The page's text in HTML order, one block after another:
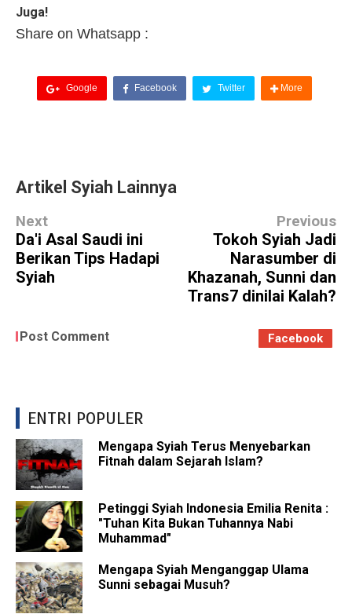
Juga!
Share on Whatsapp :
Google Facebook Twitter More
Artikel Syiah Lainnya
Next
Da'i Asal Saudi ini
Berikan Tips Hadapi
Syiah
Previous
Tokoh Syiah Jadi
Narasumber di
Khazanah, Sunni dan
Trans7 dinilai Kalah?
Post Comment Facebook
ENTRI POPULER
Mengapa Syiah Terus Menyebarkan
Fitnah dalam Sejarah Islam?
Petinggi Syiah Indonesia Emilia Renita :
"Tuhan Kita Bukan Tuhannya Nabi
Muhammad"
Mengapa Syiah Menganggap Ulama
Sunni sebagai Musuh?